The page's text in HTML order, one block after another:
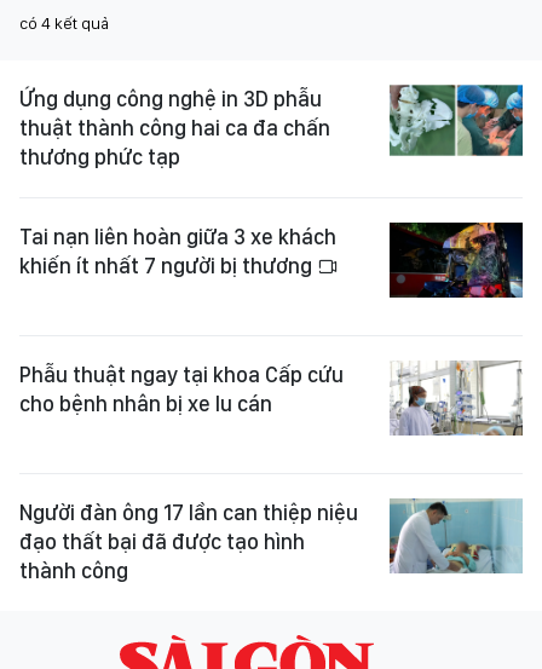
có 4 kết quả
Ứng dụng công nghệ in 3D phẫu
thuật thành công hai ca đa chấn
thương phức tạp
Tai nạn liên hoàn giữa 3 xe khách
khiến ít nhất 7 người bị thương
Phẫu thuật ngay tại khoa Cấp cứu
cho bệnh nhân bị xe lu cán
Người đàn ông 17 lần can thiệp niệu
đạo thất bại đã được tạo hình
thành công